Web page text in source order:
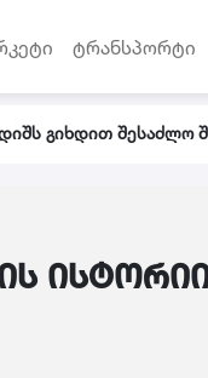
ტრანსპორტი
გიხდით შესაძლო